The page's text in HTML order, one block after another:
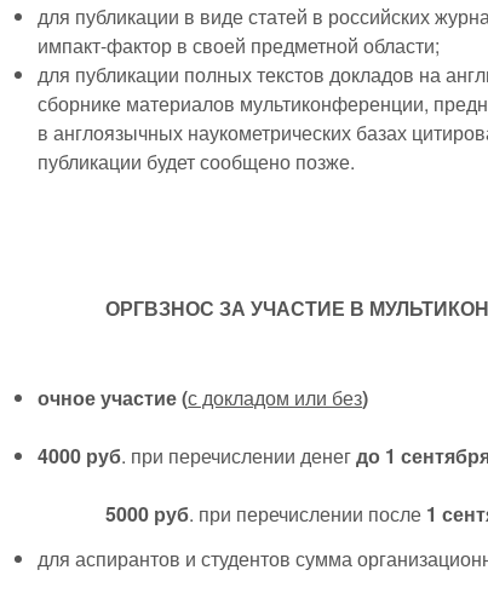
для публикации в виде статей в российских
импакт-фактор в своей предметной области;
для публикации полных текстов докладов на
сборнике материалов мультиконференции,
в англоязычных наукометрических базах
публикации будет сообщено позже.
ОРГВЗНОС ЗА УЧАСТИЕ В
очное участие (с докладом или без)
4000 руб. при перечислении денегдо 1
5000 руб. при перечислении после 1
для аспирантов и студентов сумма